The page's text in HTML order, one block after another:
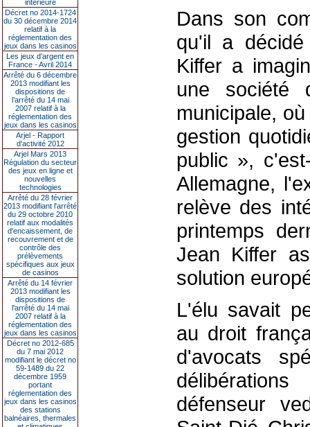
intérieure
Décret no 2014-1724
du 30 décembre 2014
relatif à la
réglementation des
jeux dans les casinos
Les jeux d’argent en
France - Avril 2014
Arrêté du 6 décembre
2013 modifiant les
dispositions de
l’arrêté du 14 mai
2007 relatif à la
réglementation des
jeux dans les casinos
Arjel - Rapport
d'activité 2012
Arjel Mars 2013
Régulation du secteur
des jeux en ligne et
nouvelles
technologies
Arrêté du 28 février
2013 modifiant l'arrêté
du 29 octobre 2010
relatif aux modalités
d'encaissement, de
recouvrement et de
contrôle des
prélèvements
spécifiques aux jeux
de casinos
Arrêté du 14 février
2013 modifiant les
dispositions de
l'arrêté du 14 mai
2007 relatif à la
réglementation des
jeux dans les casinos
Décret no 2012-685
du 7 mai 2012
modifiant le décret no
59-1489 du 22
décembre 1959
portant
réglementation des
jeux dans les casinos
des stations
balnéaires, thermales
Dans son
qu'il a
Kiffer a
une société
municipale,
gestion
public »,
Allemagne,
relève des
printemps
Jean Kiffer
solution
L'élu savait
au droit
d'avocats
défenseur